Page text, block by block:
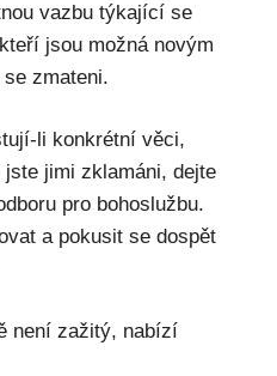
vazbu týkající se
jsou možná novým
zmateni.
li konkrétní věci,
jimi zklamáni, dejte
pro bohoslužbu.
a pokusit se dospět
není zažitý, nabízí